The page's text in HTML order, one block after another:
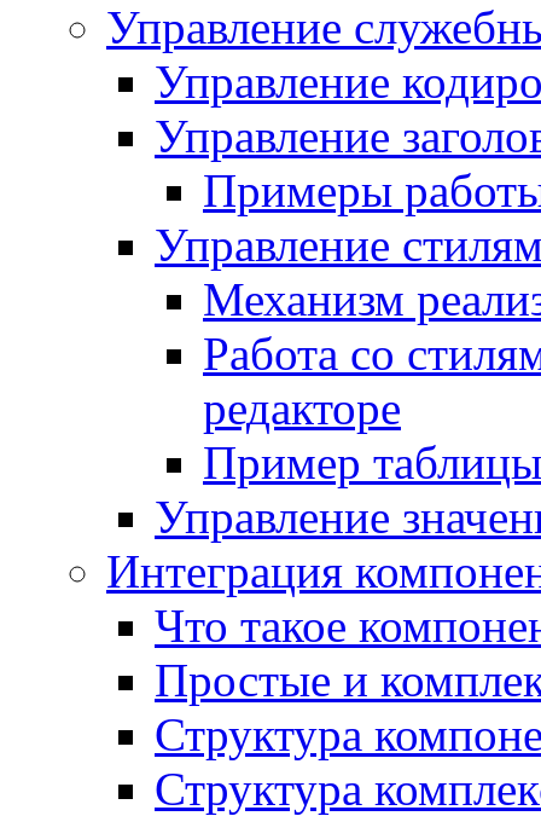
Управление
Управление
Управление
Примеры
Управление
Механизм
Работа со
редакторе
Пример
Управление
Интеграция
Что такое
Простые и
Структура
Структура